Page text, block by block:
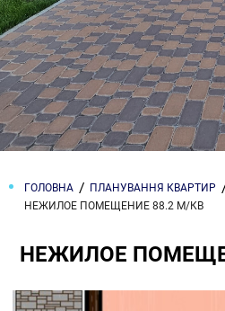
ГОЛОВНА ПЛАНУВАННЯ КВАРТИР
НЕЖИЛОЕ ПОМЕЩЕНИЕ 88.2 М/КВ
НЕЖИЛОЕ